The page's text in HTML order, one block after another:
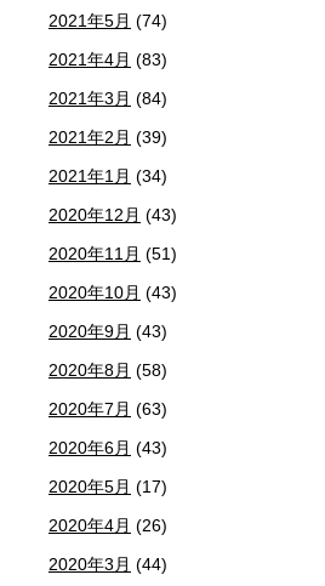
2021年5月 (74)
2021年4月 (83)
2021年3月 (84)
2021年2月 (39)
2021年1月 (34)
2020年12月 (43)
2020年11月 (51)
2020年10月 (43)
2020年9月 (43)
2020年8月 (58)
2020年7月 (63)
2020年6月 (43)
2020年5月 (17)
2020年4月 (26)
2020年3月 (44)